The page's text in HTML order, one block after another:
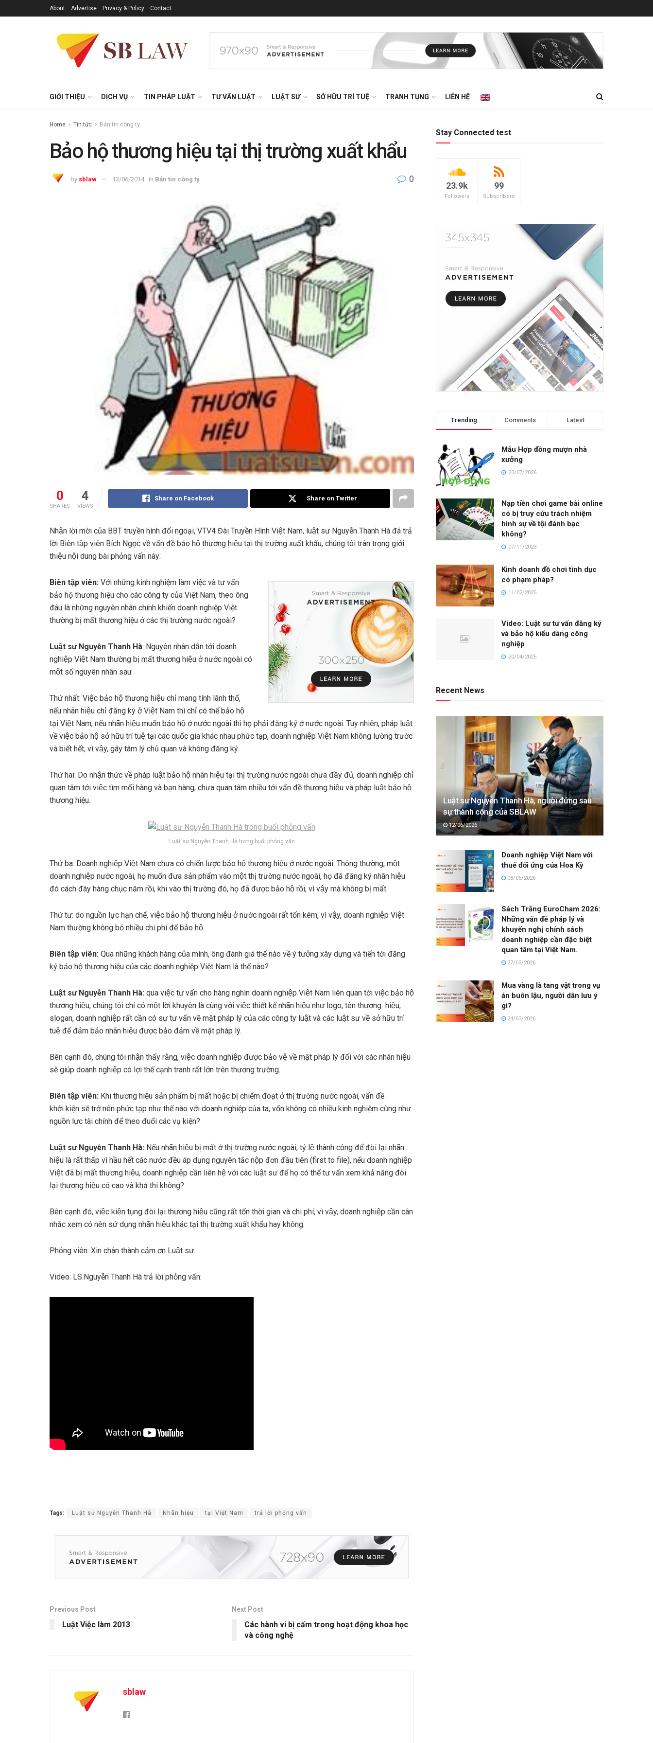
About Advertise Privacy & Policy Contact
GIỚI THIỆU DỊCH VỤ TIN PHÁP LUẬT TƯ VẤN LUẬT LUẬT SƯ SỞ HỮU TRÍ TUỆ TRANH TỤNG LIÊN HỆ
Home Tin tức Bản tin công ty
Bảo hộ thương hiệu tại thị trường xuất khẩu
by sblaw 13/06/2014 in Bản tin công ty 0
0
SHARES
4
VIEWS
Share on Facebook Share on Twitter
Nhận lời mời của BBT truyền hình đối ngoại, VTV4 Đài Truyền Hình Việt Nam, luật sư Nguyễn Thanh Hà đã trả
lời Biên tập viên Bích Ngọc về vấn đề bảo hộ thương hiệu tại thị trường xuất khẩu, chúng tôi trân trọng giới
thiệu nội dung bài phỏng vấn này:
Biên tập viên: Với những kinh nghiệm làm việc và tư vấn
bảo hộ thương hiệu cho các công ty của Việt Nam, theo ông
đâu là những nguyên nhân chính khiến doanh nghiệp Việt
thường bị mất thương hiệu ở các thị trường nước ngoài?
Luật sư Nguyễn Thanh Hà: Nguyên nhân dẫn tới doanh
nghiệp Việt Nam thường bị mất thương hiệu ở nước ngoài có
một số nguyên nhân sau:
Thứ nhất: Việc bảo hộ thương hiệu chỉ mang tính lãnh thổ,
nếu nhãn hiệu chỉ đăng ký ở Việt Nam thì chỉ có thể bảo hộ
tại Việt Nam, nếu nhãn hiệu muốn bảo hộ ở nước ngoài thì họ phải đăng ký ở nước ngoài. Tuy nhiên, pháp luật
về việc bảo hộ sở hữu trí tuệ tại các quốc gia khác nhau phức tạp, doanh nghiệp Việt Nam không lường trước
và biết hết, vì vậy, gây tâm lý chủ quan và không đăng ký.
Thứ hai: Do nhận thức về pháp luật bảo hộ nhãn hiệu tại thị trường nước ngoài chưa đầy đủ, doanh nghiệp chỉ
quan tâm tới việc tìm mối hàng và bạn hàng, chưa quan tâm nhiều tới vấn đề thương hiệu và pháp luật bảo hộ
thương hiệu.
Luật sư Nguyễn Thanh Hà trong buổi phỏng vấn
Thứ ba: Doanh nghiệp Việt Nam chưa có chiến lược bảo hộ thương hiệu ở nước ngoài. Thông thường, một
doanh nghiệp nước ngoài, họ muốn đưa sản phẩm vào một thị trường nước ngoài, họ đã đăng ký nhãn hiệu
đó cách đây hàng chục năm rồi, khi vào thị trường đó, họ đã được bảo hộ rồi, vì vậy mà không bị mất.
Thứ tư: do nguồn lực hạn chế, việc bảo hộ thương hiệu ở nước ngoài rất tốn kém, vì vậy, doanh nghiệp Việt
Nam thường không bỏ nhiều chi phí để bảo hộ.
Biên tập viên: Qua những khách hàng của mình, ông đánh giá thế nào về ý tưởng xây dựng và tiến tới đăng
ký bảo hộ thương hiệu của các doanh nghiệp Việt Nam là thế nào?
Luật sư Nguyễn Thanh Hà: qua việc tư vấn cho hàng nghìn doanh nghiệp Việt Nam liên quan tới việc bảo hộ
thương hiệu, chúng tôi chỉ có một lời khuyên là cùng với việc thiết kế nhãn hiệu như logo, tên thương hiệu,
slogan, doanh nghiệp rất cần có sự tư vấn về mặt pháp lý của các công ty luật và các luật sư về sở hữu trí
tuệ để đảm bảo nhãn hiệu được bảo đảm về mặt pháp lý.
Bên cạnh đó, chúng tôi nhận thấy rằng, việc doanh nghiệp được bảo vệ về mặt pháp lý đối với các nhãn hiệu
sẽ giúp doanh nghiệp có lợi thế cạnh tranh rất lớn trên thương trường.
Biên tập viên: Khi thương hiệu sản phẩm bị mất hoặc bị chiếm đoạt ở thị trường nước ngoài, vấn đề
khởi kiện sẽ trở nên phức tạp như thế nào với doanh nghiệp của ta, vốn không có nhiều kinh nghiệm cũng như
nguồn lực tài chính để theo đuổi các vụ kiện?
Luật sư Nguyễn Thanh Hà: Nếu nhãn hiệu bị mất ở thị trường nước ngoài, tỷ lệ thành công để đòi lại nhãn
hiệu là rất thấp vì hầu hết các nước đều áp dụng nguyên tắc nộp đơn đầu tiên (first to file), nếu doanh nghiệp
Việt đã bị mất thương hiệu, doanh nghiệp cần liên hệ với các luật sư để họ có thể tư vấn xem khả năng đòi
lại thương hiệu có cao và khả thi không?
Bên cạnh đó, việc kiện tụng đòi lại thương hiệu cũng rất tốn thời gian và chi phí, vì vậy, doanh nghiệp cần cân
nhắc xem có nên sử dụng nhãn hiệu khác tại thị trường xuất khẩu hay không.
Phóng viên: Xin chân thành cảm ơn Luật sư.
Video: LS.Nguyễn Thanh Hà trả lời phỏng vấn:
Tags: Luật sư Nguyễn Thanh Hà Nhãn hiệu tại Việt Nam trả lời phỏng vấn
Previous Post
Luật Việc làm 2013
Next Post
Các hành vi bị cấm trong hoạt động khoa học
và công nghệ
sblaw
Stay Connected test
23.9k
Followers
99
Subscribers
Trending Comments Latest
Mẫu Hợp đồng mượn nhà
xưởng
23/07/2026
Nạp tiền chơi game bài online
có bị truy cứu trách nhiệm
hình sự về tội đánh bạc
không?
07/11/2023
Kinh doanh đồ chơi tình dục
có phạm pháp?
11/02/2025
Video: Luật sư tư vấn đăng ký
và bảo hộ kiểu dáng công
nghiệp
20/04/2025
Recent News
Luật sư Nguyễn Thanh Hà, người đứng sau
sự thành công của SBLAW
12/06/2026
Doanh nghiệp Việt Nam với
thuế đối ứng của Hoa Kỳ
08/05/2026
Sách Trắng EuroCham 2026:
Những vấn đề pháp lý và
khuyến nghị chính sách
doanh nghiệp cần đặc biệt
quan tâm tại Việt Nam.
27/03/2026
Mua vàng là tang vật trong vụ
án buôn lậu, người dân lưu ý
gì?
24/03/2026